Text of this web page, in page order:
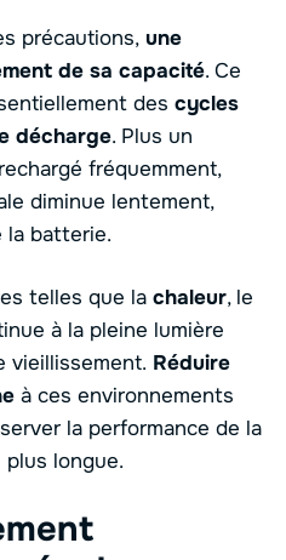
précautions, une
de sa capacité. Ce
des cycles
décharge. Plus un
fréquemment,
diminue lentement,
la batterie.
telles que la chaleur, le
à la pleine lumière
vieillissement. Réduire
à ces environnements
la performance de la
longue.